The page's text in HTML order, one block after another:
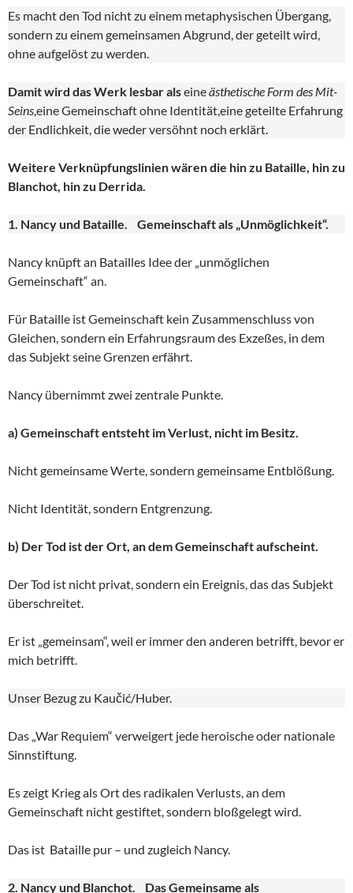
Es macht den Tod nicht zu einem metaphysischen Übergang,
sondern zu einem gemeinsamen Abgrund, der geteilt wird,
ohne aufgelöst zu werden.
Damit wird das Werk lesbar alseineästhetische Form des Mit-
Seins,eine Gemeinschaft ohne Identität,eine geteilte Erfahrung
der Endlichkeit, die weder versöhnt noch erklärt.
Weitere Verknüpfungslinien wären die hin zu Bataille, hin zu
Blanchot, hin zu Derrida.
1. Nancy und Bataille. Gemeinschaft als „Unmöglichkeit“.
Nancy knüpft an Batailles Idee der „unmöglichen
Gemeinschaft“ an.
Für Bataille ist Gemeinschaft kein Zusammenschluss von
Gleichen, sondern ein Erfahrungsraum des Exzeßes, in dem
das Subjekt seine Grenzen erfährt.
Nancy übernimmt zwei zentrale Punkte.
a) Gemeinschaft entsteht im Verlust, nicht im Besitz.
Nicht gemeinsame Werte, sondern gemeinsame Entblößung.
Nicht Identität, sondern Entgrenzung.
b) Der Tod ist der Ort, an dem Gemeinschaft aufscheint.
Der Tod ist nicht privat, sondern ein Ereignis, das das Subjekt
überschreitet.
Er ist „gemeinsam“, weil er immer den anderen betrifft, bevor er
mich betrifft.
Unser Bezug zu Kaučić/Huber.
Das „War Requiem“ verweigert jede heroische oder nationale
Sinnstiftung.
Es zeigt Krieg als Ort des radikalen Verlusts, an dem
Gemeinschaft nicht gestiftet, sondern bloßgelegt wird.
Das ist Bataille pur – und zugleich Nancy.
2. Nancy und Blanchot. Das Gemeinsame als